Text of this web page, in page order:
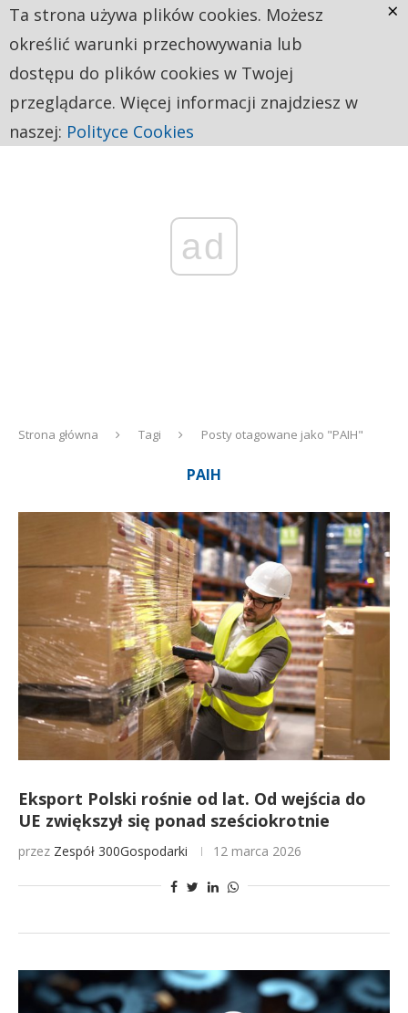
ad
Strona główna Tagi Posty otagowane jako "PAIH"
PAIH
Eksport Polski rośnie od lat. Od wejścia do
UE zwiększył się ponad sześciokrotnie
przez Zespół 300Gospodarki 12 marca 2026
Ta strona używa plików cookies. Możesz
określić warunki przechowywania lub
dostępu do plików cookies w Twojej
przeglądarce. Więcej informacji znajdziesz w
naszej: Polityce Cookies
×